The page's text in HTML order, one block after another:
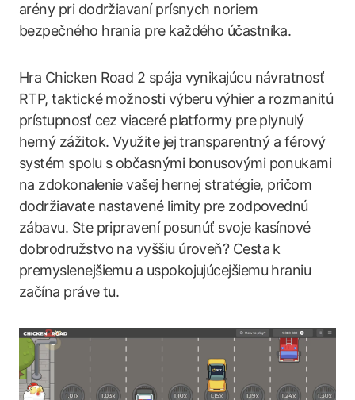
arény pri dodržiavaní prísnych noriem
bezpečného hrania pre každého účastníka.
Hra Chicken Road 2 spája vynikajúcu návratnosť
RTP, taktické možnosti výberu výhier a rozmanitú
prístupnosť cez viaceré platformy pre plynulý
herný zážitok. Využite jej transparentný a férový
systém spolu s občasnými bonusovými ponukami
na zdokonalenie vašej hernej stratégie, pričom
dodržiavate nastavené limity pre zodpovednú
zábavu. Ste pripravení posunúť svoje kasínové
dobrodružstvo na vyššiu úroveň? Cesta k
premyslenejšiemu a uspokojujúcejšiemu hraniu
začína práve tu.